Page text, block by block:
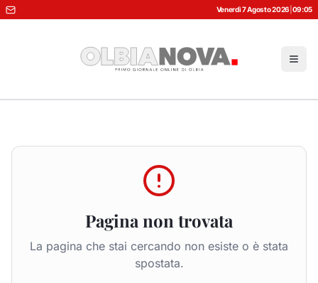
Venerdì 7 Agosto 2026 09:05
Pagina non trovata
La pagina che stai cercando non esiste o è stata
spostata.